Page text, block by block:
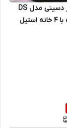
ساندویچ ساز دسینی مدل DS